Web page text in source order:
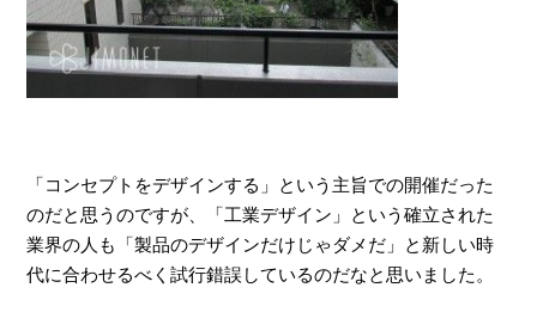
「コンセプトをデザインする」という主旨での開催だった
のだと思うのですが、「工業デザイン」という確立された
業界の人も「製品のデザインだけじゃダメだ」と新しい時
代に合わせるべく試行錯誤しているのだなと思いました。